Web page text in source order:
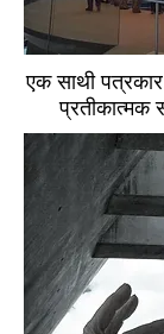
एक साथी